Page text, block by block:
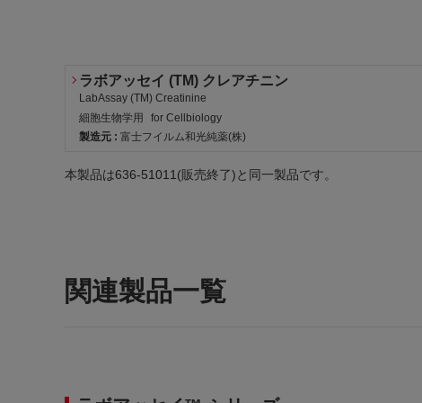
ラボアッセイ (TM) クレアチニン
LabAssay (TM) Creatinine
細胞生物学用
for Cellbiology
製造元 : 富士フイルム和光純薬(株)
本製品は636-51011(販売終了)と同一製品です。
関連製品一覧